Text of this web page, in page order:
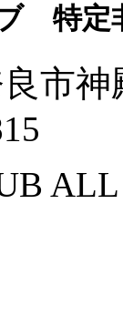
特定
市
ALL